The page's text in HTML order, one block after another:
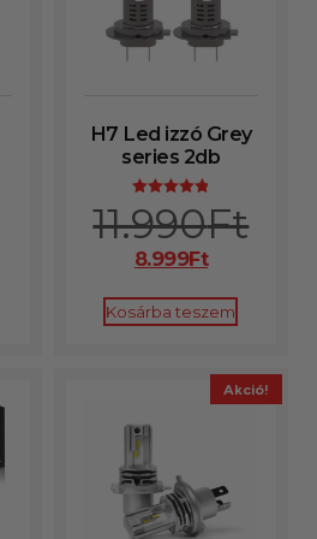
H7 Led izzó Grey
series 2db
Értékelés:
4.85
/ 5
11.990Ft
8.999Ft
Kosárba teszem
Akció!